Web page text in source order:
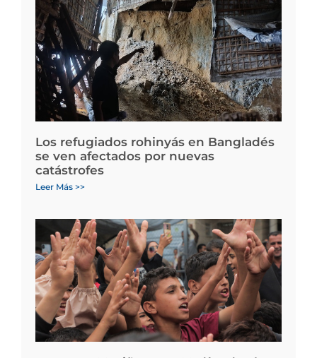
Los refugiados rohinyás en Bangladés
se ven afectados por nuevas
catástrofes
Leer Más >>